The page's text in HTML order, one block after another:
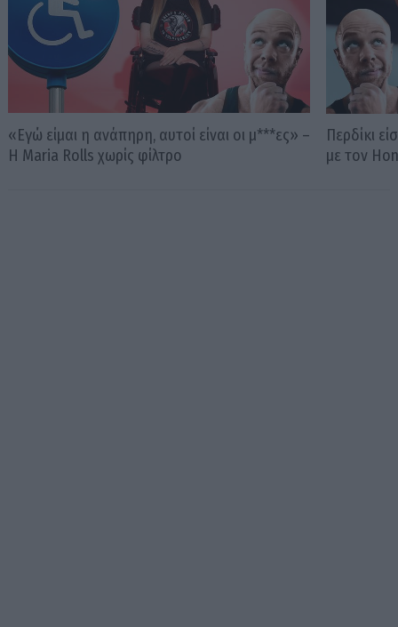
«Εγώ είμαι η ανάπηρη, αυτοί είναι οι μ***ες» –
Η Maria Rolls χωρίς φίλτρο
Περδίκι
με τον